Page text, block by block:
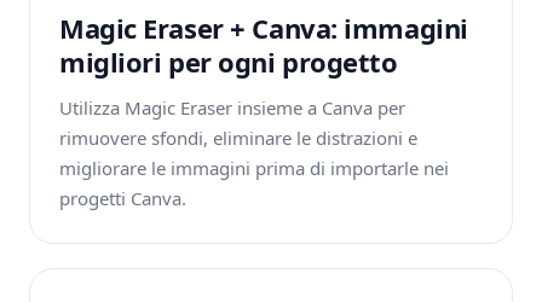
Magic Eraser + Canva: immagini
migliori per ogni progetto
Utilizza Magic Eraser insieme a Canva per
rimuovere sfondi, eliminare le distrazioni e
migliorare le immagini prima di importarle nei
progetti Canva.